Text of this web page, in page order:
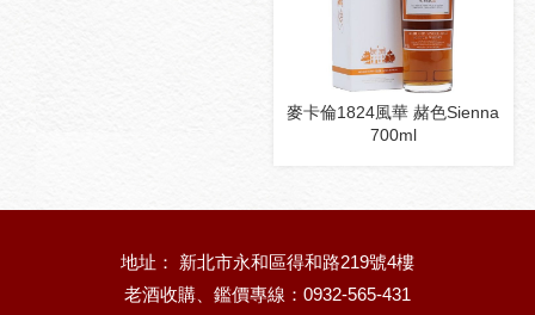
麥卡倫1824風華 赭色Sienna
700ml
地址： 新北市永和區得和路219號4樓
老酒收購、鑑價專線：0932-565-431